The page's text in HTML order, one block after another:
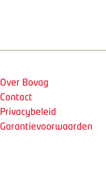
Over Bovag
Contact
Privacybeleid
Garantievoorwaarden